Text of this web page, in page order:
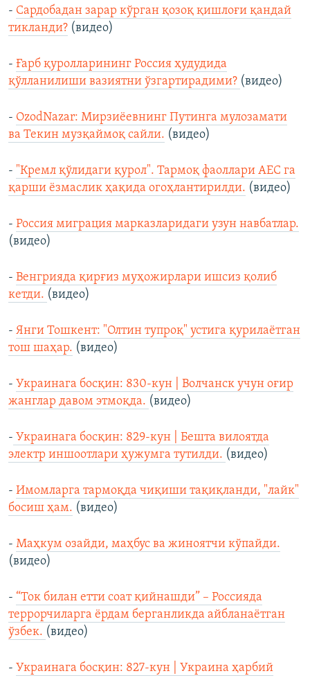
- Сардобадан зарар кўрган қозоқ қишлоғи қандай
тикланди? (видео)
- Ғарб қуролларининг Россия ҳудудида
қўлланилиши вазиятни ўзгартирадими? (видео)
- OzodNazar: Мирзиёевнинг Путинга мулозамати
ва Текин музқаймоқ сайли. (видео)
- "Кремл қўлидаги қурол". Тармоқ фаоллари АEС га
қарши ёзмаслик ҳақида огоҳлантирилди. (видео)
- Россия миграция марказларидаги узун навбатлар.
(видео)
- Венгрияда қирғиз муҳожирлари ишсиз қолиб
кетди. (видео)
- Янги Тошкент: "Олтин тупроқ" устига қурилаётган
тош шаҳар. (видео)
- Украинага босқин: 830-кун | Волчанск учун оғир
жанглар давом этмоқда. (видео)
- Украинага босқин: 829-кун | Бешта вилоятда
электр иншоотлари ҳужумга тутилди. (видео)
- Имомларга тармоқда чиқиши тақиқланди, "лайк"
босиш ҳам. (видео)
- Маҳкум озайди, маҳбус ва жиноятчи кўпайди.
(видео)
- “Ток билан етти соат қийнашди” – Россияда
террорчиларга ёрдам берганликда айбланаётган
ўзбек. (видео)
- Украинага босқин: 827-кун | Украина ҳарбий